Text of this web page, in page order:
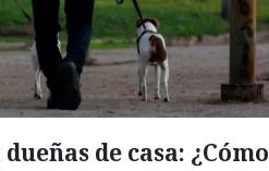
de casa: ¿Cómo